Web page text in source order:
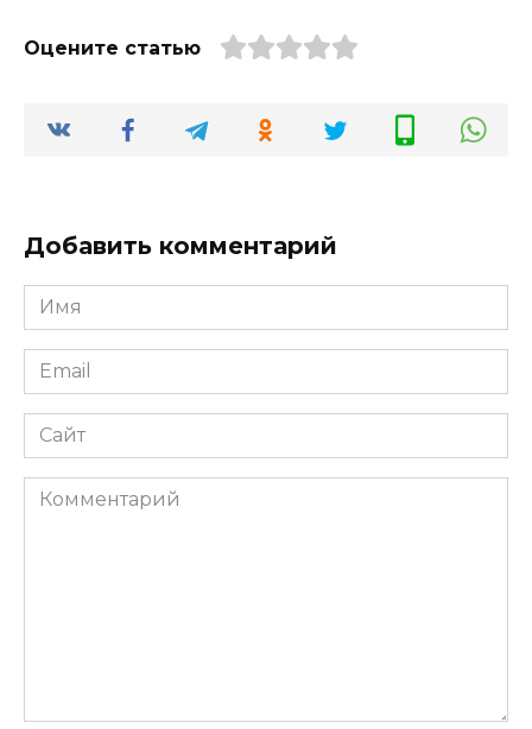
Оцените статью
Добавить комментарий
Имя
*
Email
*
Сайт
Комментарий